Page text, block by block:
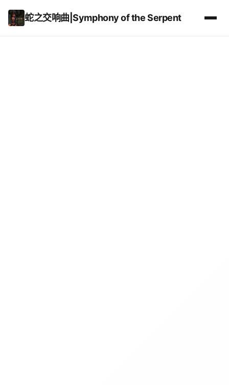
蛇之交响曲|Symphony of the Serpent